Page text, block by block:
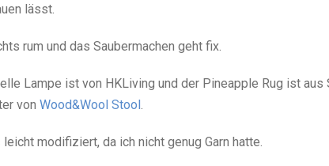
lässt.
rum und das Saubermachen geht fix.
Lampe ist von HKLiving und der Pineapple Rug ist
von Wood&Wool Stool
modifiziert, da ich nicht genug Garn hatte.